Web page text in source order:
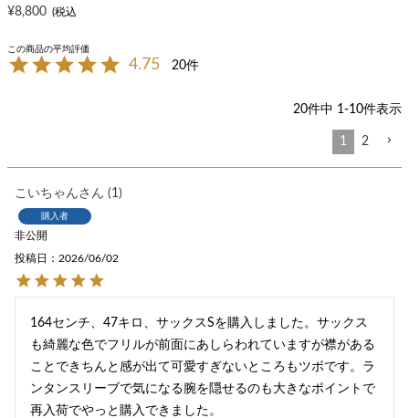
¥8,800
4.75 20
20件中 1 -10件表示
1 2
こいちゃん 1
購入者
非公開
投稿日 2026/06/02
164センチ、47キロ、サックスSを購入しました。サックス
も綺麗な色でフリルが前面にあしらわれていますが襟がある
ことできちんと感が出て可愛すぎないところもツボです。ラ
ンタンスリーブで気になる腕を隠せるのも大きなポイントで
再入荷でやっと購入できました。